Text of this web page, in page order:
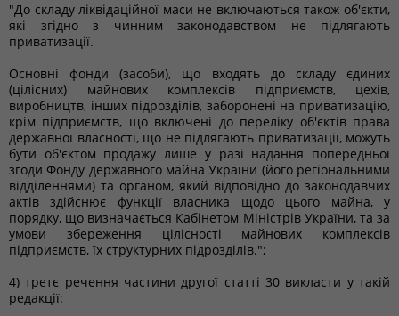
"До складу ліквідаційної маси не включаються також об'єкти,
які згідно з чинним законодавством не підлягають
приватизації.
Основні фонди (засоби), що входять до складу єдиних
(цілісних) майнових комплексів підприємств, цехів,
виробництв, інших підрозділів, заборонені на приватизацію,
крім підприємств, що включені до переліку об'єктів права
державної власності, що не підлягають приватизації, можуть
бути об'єктом продажу лише у разі надання попередньої
згоди Фонду державного майна України (його регіональними
відділеннями) та органом, який відповідно до законодавчих
актів здійснює функції власника щодо цього майна, у
порядку, що визначається Кабінетом Міністрів України, та за
умови збереження цілісності майнових комплексів
підприємств, їх структурних підрозділів.";
4) третє речення частини другої статті 30 викласти у такій
редакції: